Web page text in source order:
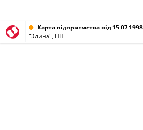
Карта підприємства від 15.07.1998
"Элина", ПП